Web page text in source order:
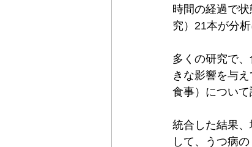
時間の経過で
究）21本が分析
多くの研究で
きな影響を与
食事）について
統合した結果
して、うつ病